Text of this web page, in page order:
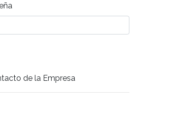
de la Empresa